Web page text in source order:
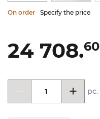
On order Specify the price
24 708.60
pc.